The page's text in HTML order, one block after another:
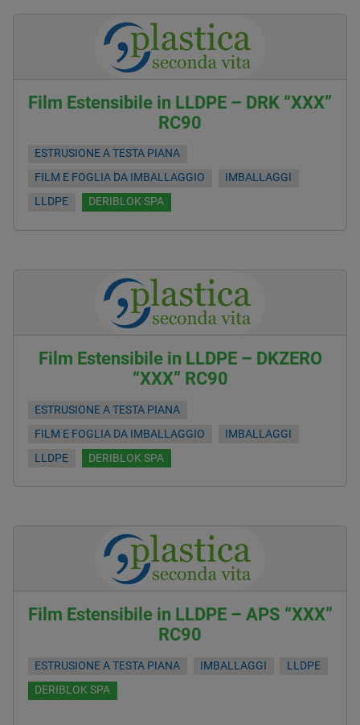
Film Estensibile in LLDPE – DRK “XXX”
RC90
ESTRUSIONE A TESTA PIANA
FILM E FOGLIA DA IMBALLAGGIO
IMBALLAGGI
LLDPE
DERIBLOK SPA
Film Estensibile in LLDPE – DKZERO
“XXX” RC90
ESTRUSIONE A TESTA PIANA
FILM E FOGLIA DA IMBALLAGGIO
IMBALLAGGI
LLDPE
DERIBLOK SPA
Film Estensibile in LLDPE – APS “XXX”
RC90
ESTRUSIONE A TESTA PIANA IMBALLAGGI
LLDPE
DERIBLOK SPA